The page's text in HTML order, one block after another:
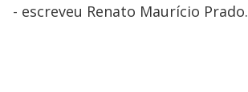
- escreveu Renato Maurício Prado.